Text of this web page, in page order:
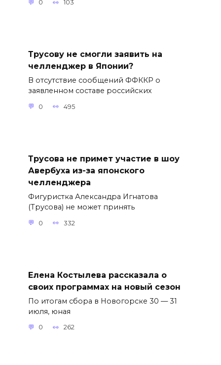
0 103
Трусову не смогли заявить на
челленджер в Японии?
В отсутствие сообщений ФФККР о
заявленном составе российских
0 495
Трусова не примет участие в шоу
Авербуха из-за японского
челленджера
Фигуристка Александра Игнатова
(Трусова) не может принять
0 332
Елена Костылева рассказала о
своих программах на новый сезон
По итогам сбора в Новогорске 30 — 31
июля, юная
0 262